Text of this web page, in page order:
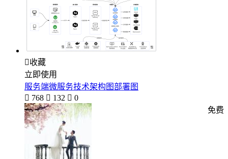
收藏
立即使用
服务端微服务技术架构图部署图
 768  132  0
免费